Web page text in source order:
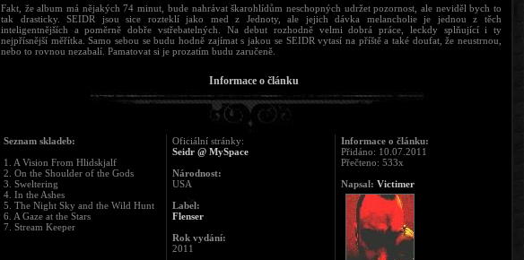
Fakt, že album má nějakých 74 minut, bude nahrávat škarohlídům neschopných udržet pozornost, ale neviděl bych to
tak drasticky. SEIDR jsou sice rozteklí jako med z Jednoty, ale jejich dávka melancholie je jednou z těch
inteligentnějších a poměrně dobře vstřebatelných. Na debut rozhodně velmi dobrá práce, leckdy splňující i ty
nejpřísnější měřítka. Samo sebou se budu hodně zajímat s jakou se SEIDR vytasí na příště a také doufat, že neustrnou,
nebo to rovnou nezabalí. Pamatovat si je prozatím budu zaručeně.
Informace o článku
Seznam skladeb:
1. A Vision From Hlidskjalf
2. On the Shoulder of the Gods
3. Sweltering
4. In the Ashes
5. The Night Sky and the Wild Hunt
6. A Gaze at the Stars
7. Stream Keeper
Oficiální stránky:
Seidr @ MySpace
Národnost:
USA
Label:
Flenser
Rok vydání:
2011
Informace o článku:
Přidáno: 10.07.2011
Přečteno: 533x
Napsal: Victimer